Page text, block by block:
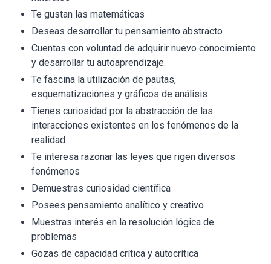
Te gustan las matemáticas
Deseas desarrollar tu pensamiento abstracto
Cuentas con voluntad de adquirir nuevo conocimiento
y desarrollar tu autoaprendizaje.
Te fascina la utilización de pautas,
esquematizaciones y gráficos de análisis
Tienes curiosidad por la abstracción de las
interacciones existentes en los fenómenos de la
realidad
Te interesa razonar las leyes que rigen diversos
fenómenos
Demuestras curiosidad científica
Posees pensamiento analítico y creativo
Muestras interés en la resolución lógica de
problemas
Gozas de capacidad crítica y autocrítica